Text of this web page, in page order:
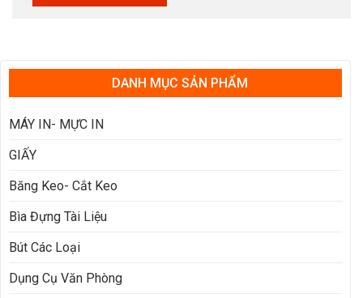
DANH MỤC SẢN PHẨM
MÁY IN- MỰC IN
GIẤY
Băng Keo- Cắt Keo
Bìa Đựng Tài Liệu
Bút Các Loại
Dụng Cụ Văn Phòng